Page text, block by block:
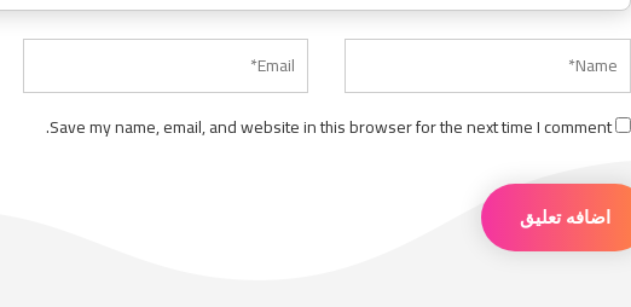
Save my name, email, and website in this browser for the next time I comment.